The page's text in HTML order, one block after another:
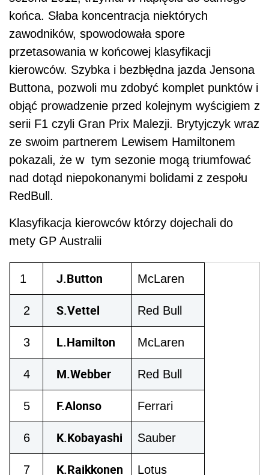
końca. Słaba koncentracja niektórych
zawodników, spowodowała spore
przetasowania w końcowej klasyfikacji
kierowców. Szybka i bezbłędna jazda Jensona
Buttona, pozwoli mu zdobyć komplet punktów i
objąć prowadzenie przed kolejnym wyścigiem z
serii F1 czyli Gran Prix Malezji. Brytyjczyk wraz
ze swoim partnerem Lewisem Hamiltonem
pokazali, że w tym sezonie mogą triumfować
nad dotąd niepokonanymi bolidami z zespołu
RedBull.
Klasyfikacja kierowców którzy dojechali do
mety GP Australii
1 J.Button McLaren
2 S.Vettel Red Bull
3 L.Hamilton McLaren
4 M.Webber Red Bull
5 F.Alonso Ferrari
6 K.Kobayashi Sauber
7 K.Raikkonen Lotus